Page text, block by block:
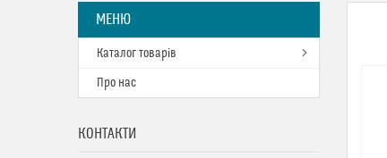
Каталог товарів
Про нас
КОНТАКТИ